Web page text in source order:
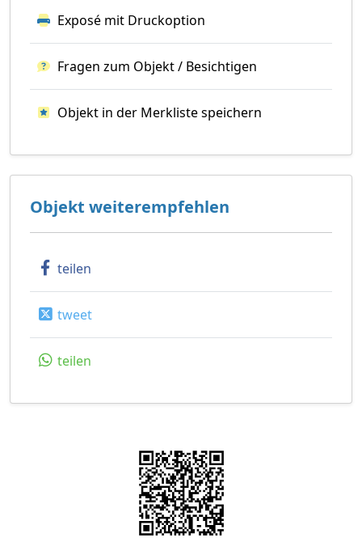
Exposé mit Druckoption
Fragen zum Objekt / Besichtigen
Objekt in der Merkliste speichern
Objekt weiterempfehlen
teilen
tweet
teilen